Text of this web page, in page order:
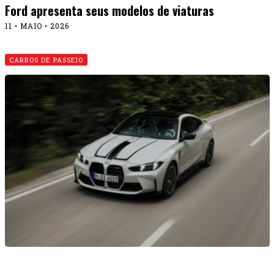
Ford apresenta seus modelos de viaturas
11 • MAIO • 2026
CARROS DE PASSEIO